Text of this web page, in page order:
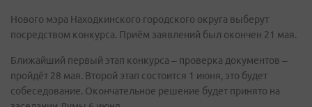
Нового мэра Находкинского городского округа выберут
посредством конкурса. Приём заявлений был окончен 21 мая.
Ближайший первый этап конкурса – проверка документов –
пройдёт 28 мая. Второй этап состоится 1 июня, это будет
собеседование. Окончательное решение будет принято на